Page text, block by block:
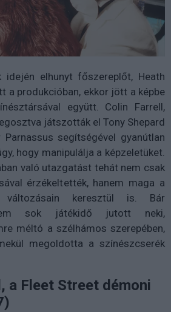
elhunyt főszereplőt, Heath
a produkcióban, ekkor jött a képbe
együtt. Colin Farrell,
játszották el Tony Shepard
segítségével gyanútlan
hogy manipulálja a képzeletüket.
való utazgatást tehát nem csak
érzékeltették, hanem maga a
változásain keresztül is. Bár
sok játékidő jutott neki,
méltó a szélhámos szerepében,
megoldotta a színészcserék
a Fleet Street démoni